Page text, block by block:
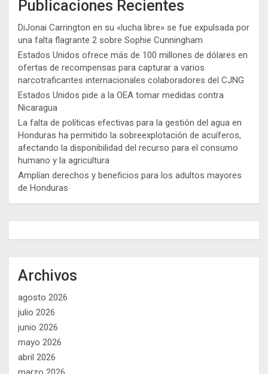
Publicaciones Recientes
DiJonai Carrington en su «lucha libre» se fue expulsada por
una falta flagrante 2 sobre Sophie Cunningham
Estados Unidos ofrece más de 100 millones de dólares en
ofertas de recompensas para capturar a varios
narcotraficantes internacionales colaboradores del CJNG
Estados Unidos pide a la OEA tomar medidas contra
Nicaragua
La falta de políticas efectivas para la gestión del agua en
Honduras ha permitido la sobreexplotación de acuíferos,
afectando la disponibilidad del recurso para el consumo
humano y la agricultura
Amplían derechos y beneficios para los adultos mayores
de Honduras
Archivos
agosto 2026
julio 2026
junio 2026
mayo 2026
abril 2026